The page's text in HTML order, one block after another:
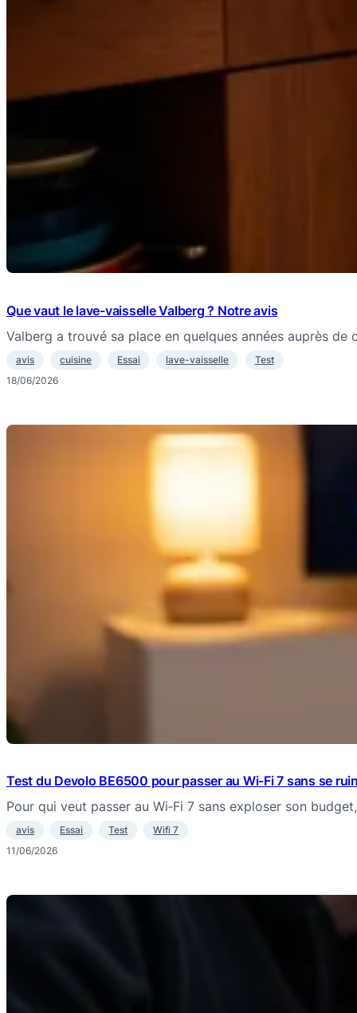
Que vaut le lave-vaisselle Valberg ? Notre avis
Valberg a trouvé sa place en quelques années auprès de
avis cuisine Essai lave-vaisselle
Test
18/06/2026
Test du Devolo BE6500 pour passer au Wi‑Fi 7 sans se
Pour qui veut passer au Wi‑Fi 7 sans exploser son
avis Essai Test
Wifi 7
11/06/2026